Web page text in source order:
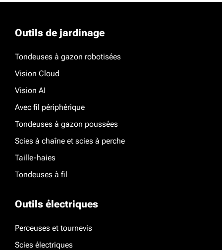
Outils de jardinage
Tondeuses à gazon robotisées
Vision Cloud
Vision AI
Avec fil périphérique
Tondeuses à gazon poussées
Scies à chaîne et scies à perche
Taille-haies
Tondeuses à fil
Outils électriques
Perceuses et tournevis
Scies électriques